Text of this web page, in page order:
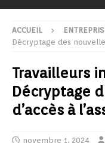
ACCUEIL
Décryptage des
Travailleurs
Décryptage
d’accès à
novembre 1, 2024